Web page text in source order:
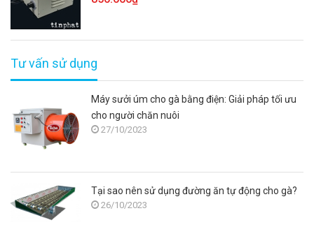
Tư vấn sử dụng
Máy sưởi úm cho gà bằng điện: Giải pháp tối ưu
cho người chăn nuôi
27/10/2023
Tại sao nên sử dụng đường ăn tự động cho gà?
26/10/2023